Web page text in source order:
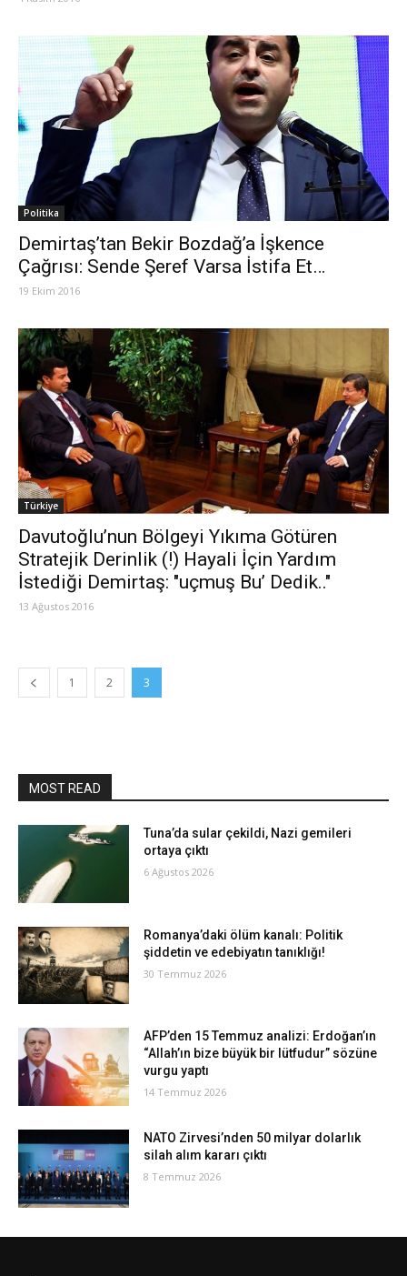
Politika
Demirtaş’tan Bekir Bozdağ’a İşkence
Çağrısı: Sende Şeref Varsa İstifa Et…
19 Ekim 2016
Türkiye
Davutoğlu’nun Bölgeyi Yıkıma Götüren
Stratejik Derinlik (!) Hayali İçin Yardım
İstediği Demirtaş: "uçmuş Bu’ Dedik.."
13 Ağustos 2016
1 2 3
MOST READ
Tuna’da sular çekildi, Nazi gemileri
ortaya çıktı
6 Ağustos 2026
Romanya’daki ölüm kanalı: Politik
şiddetin ve edebiyatın tanıklığı!
30 Temmuz 2026
AFP’den 15 Temmuz analizi: Erdoğan’ın
“Allah’ın bize büyük bir lütfudur” sözüne
vurgu yaptı
14 Temmuz 2026
NATO Zirvesi’nden 50 milyar dolarlık
silah alım kararı çıktı
8 Temmuz 2026